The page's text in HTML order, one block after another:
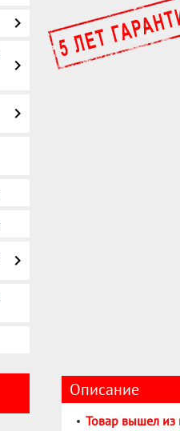
Описание
Товар вышел